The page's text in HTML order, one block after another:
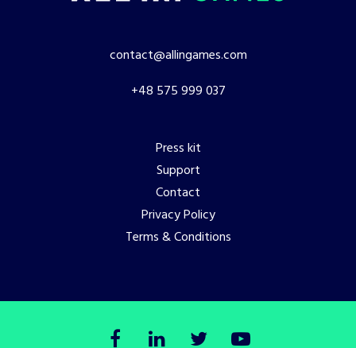
contact@allingames.com
+48 575 999 037
Press kit
Support
Contact
Privacy Policy
Terms & Conditions